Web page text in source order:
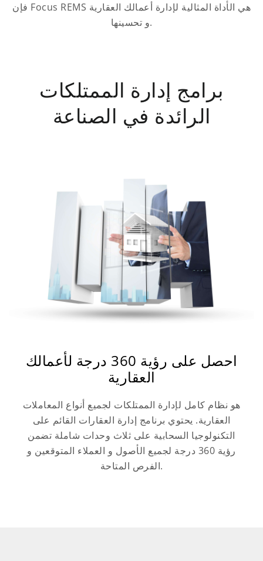
فإن Focus REMS هي الأداة المثالية لإدارة أعمالك العقارية
و تحسينها.
برامج إدارة الممتلكات
الرائدة في الصناعة
احصل على رؤية 360 درجة لأعمالك
العقارية
هو نظام كامل لإدارة الممتلكات لجميع أنواع المعاملات
العقارية. يحتوي برنامج إدارة العقارات القائم على
التكنولوجيا السحابية على ثلاث وحدات شاملة تضمن
رؤية 360 درجة لجميع الأصول و العملاء المتوقعين و
الفرص المتاحة.